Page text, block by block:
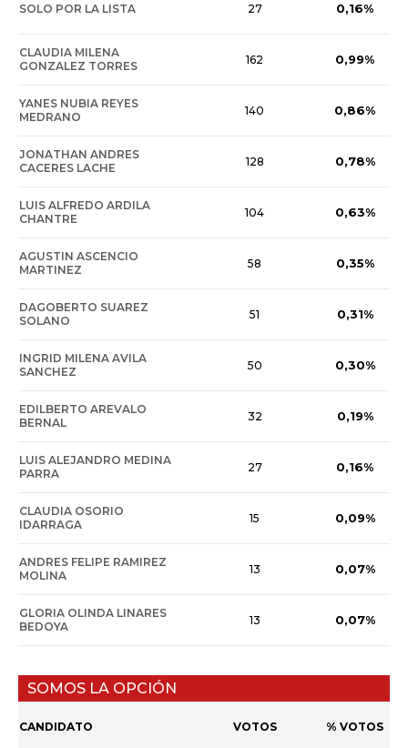
SOLO POR LA LISTA 27 0,16%
CLAUDIA MILENA
GONZALEZ TORRES
162 0,99%
YANES NUBIA REYES
MEDRANO
140 0,86%
JONATHAN ANDRES
CACERES LACHE
128 0,78%
LUIS ALFREDO ARDILA
CHANTRE
104 0,63%
AGUSTIN ASCENCIO
MARTINEZ
58 0,35%
DAGOBERTO SUAREZ
SOLANO
51 0,31%
INGRID MILENA AVILA
SANCHEZ
50 0,30%
EDILBERTO AREVALO
BERNAL
32 0,19%
LUIS ALEJANDRO MEDINA
PARRA
27 0,16%
CLAUDIA OSORIO
IDARRAGA
15 0,09%
ANDRES FELIPE RAMIREZ
MOLINA
13 0,07%
GLORIA OLINDA LINARES
BEDOYA
13 0,07%
SOMOS LA OPCIÓN
CANDIDATO VOTOS % VOTOS